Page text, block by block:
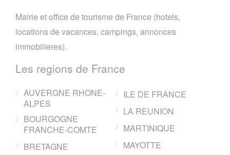
Mairie et office de tourisme de France (hotels,
locations de vacances, campings, annonces
immobilieres).
Les regions de France
AUVERGNE RHONE-
ALPES
BOURGOGNE
FRANCHE-COMTE
BRETAGNE
ILE DE FRANCE
LA REUNION
MARTINIQUE
MAYOTTE